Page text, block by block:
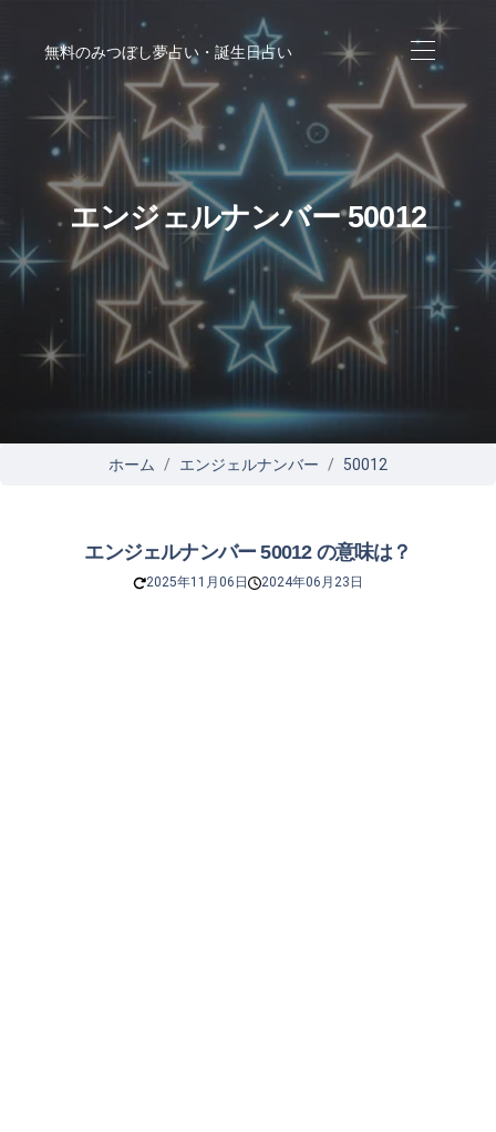
無料のみつぼし夢占い・誕生日占い
エンジェルナンバー 50012
ホーム エンジェルナンバー 50012
エンジェルナンバー 50012 の意味は？
2025年11月06日 2024年06月23日